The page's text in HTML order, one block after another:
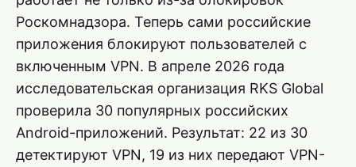
Роскомнадзора. Теперь сами российские
приложения блокируют пользователей с
включенным VPN. В апреле 2026 года
исследовательская организация RKS Global
проверила 30 популярных российских
Android-приложений. Результат: 22 из 30
детектируют VPN, 19 из них передают VPN-